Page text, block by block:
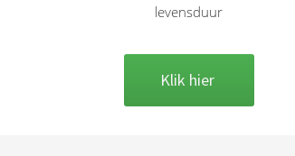
levensduur
Klik hier